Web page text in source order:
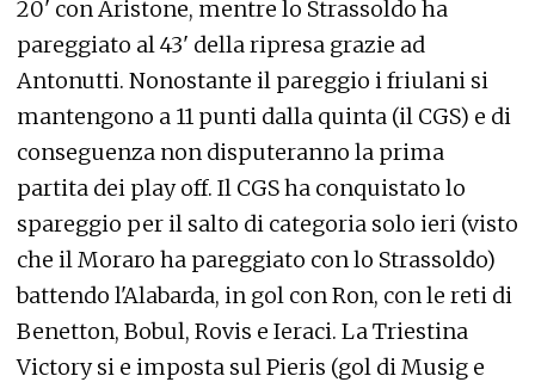
20' con Aristone, mentre lo Strassoldo ha
pareggiato al 43' della ripresa grazie ad
Antonutti. Nonostante il pareggio i friulani si
mantengono a 11 punti dalla quinta (il CGS) e di
conseguenza non disputeranno la prima
partita dei play off. Il CGS ha conquistato lo
spareggio per il salto di categoria solo ieri (visto
che il Moraro ha pareggiato con lo Strassoldo)
battendo l'Alabarda, in gol con Ron, con le reti di
Benetton, Bobul, Rovis e Ieraci. La Triestina
Victory si e imposta sul Pieris (gol di Musig e